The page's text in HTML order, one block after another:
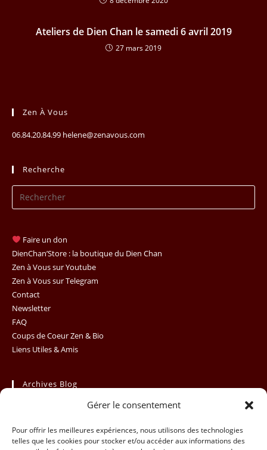
Gérer le consentement
Pour offrir les meilleures expériences, nous utilisons des technologies
telles que les cookies pour stocker et/ou accéder aux informations des
Ateliers de Dien Chan le samedi 6 avril 2019
27 mars 2019
Zen À Vous
06.84.20.84.99 helene@zenavous.com
Recherche
Faire un don
DienChan’Store : la boutique du Dien Chan
Zen à Vous sur Youtube
Zen à Vous sur Telegram
Contact
Newsletter
FAQ
Coups de Coeur Zen & Bio
Liens Utiles & Amis
Archives Blog
Sélectionner un mois